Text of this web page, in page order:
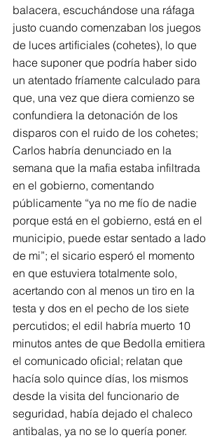
balacera, escuchándose una ráfaga
justo cuando comenzaban los juegos
de luces artificiales (cohetes), lo que
hace suponer que podría haber sido
un atentado fríamente calculado para
que, una vez que diera comienzo se
confundiera la detonación de los
disparos con el ruido de los cohetes;
Carlos habría denunciado en la
semana que la mafia estaba infiltrada
en el gobierno, comentando
públicamente “ya no me fío de nadie
porque está en el gobierno, está en el
municipio, puede estar sentado a lado
de mi”; el sicario esperó el momento
en que estuviera totalmente solo,
acertando con al menos un tiro en la
testa y dos en el pecho de los siete
percutidos; el edil habría muerto 10
minutos antes de que Bedolla emitiera
el comunicado oficial; relatan que
hacía solo quince días, los mismos
desde la visita del funcionario de
seguridad, había dejado el chaleco
antibalas, ya no se lo quería poner.